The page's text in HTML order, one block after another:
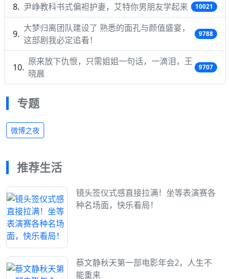
尹峥教科书式偏袒护妻，艾特你男朋友学起来 10021
大梦归离团队建设了 熟悉的面孔与颜值盛宴，
这部剧我必定追看！
9788
原来放下仇恨，只需姐姐一句话，一滴泪，王
晓晨
9707
专题
微博之夜
推荐生活
镜头签仪式感直接拉满！坐等表演赛各
种名场面，快乐看局！
蔡文静秋天第一部电影年会2，人生不
能重来